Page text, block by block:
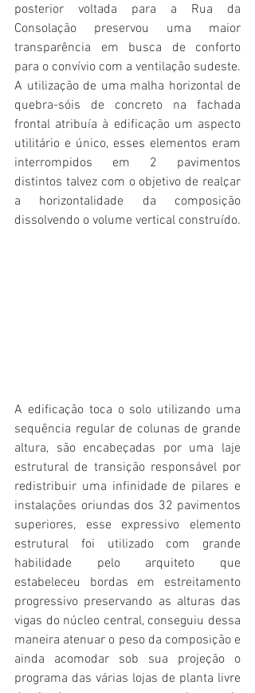
posterior voltada para a Rua da
Consolação preservou uma maior
transparência em busca de conforto
para o convívio com a ventilação sudeste.
A utilização de uma malha horizontal de
quebra-sóis de concreto na fachada
frontal atribuía à edificação um aspecto
utilitário e único, esses elementos eram
interrompidos em 2 pavimentos
distintos talvez com o objetivo de realçar
a horizontalidade da composição
dissolvendo o volume vertical construído.
A edificação toca o solo utilizando uma
sequência regular de colunas de grande
altura, são encabeçadas por uma laje
estrutural de transição responsável por
redistribuir uma infinidade de pilares e
instalações oriundas dos 32 pavimentos
superiores, esse expressivo elemento
estrutural foi utilizado com grande
habilidade pelo arquiteto que
estabeleceu bordas em estreitamento
progressivo preservando as alturas das
vigas do núcleo central, conseguiu dessa
maneira atenuar o peso da composição e
ainda acomodar sob sua projeção o
programa das várias lojas de planta livre